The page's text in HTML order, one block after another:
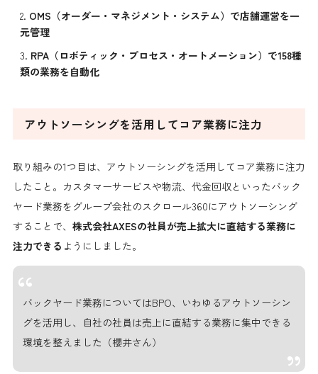
OMS（オーダー・マネジメント・システム）で店舗運営を一
元管理
RPA（ロボティック・プロセス・オートメーション）で158種
類の業務を自動化
アウトソーシングを活用してコア業務に注力
取り組みの1つ目は、アウトソーシングを活用してコア業務に注力
したこと。カスタマーサービスや物流、代金回収といったバック
ヤード業務をグループ会社のスクロール360にアウトソーシング
することで、 株式会社AXESの社員が売上拡大に直結する業務に
注力できる ようにしました。
バックヤード業務についてはBPO、いわゆるアウトソーシン
グを活用し、自社の社員は売上に直結する業務に集中できる
環境を整えました（櫻井さん）